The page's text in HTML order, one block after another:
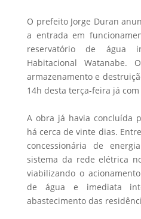
O prefeito Jorge Duran
a entrada em
reservatório de água
Habitacional Watanabe.
armazenamento e
14h desta terça-feira já
A obra já havia concluída
há cerca de vinte dias.
concessionária de
sistema da rede elétrica
viabilizando o
de água e imediata
abastecimento das